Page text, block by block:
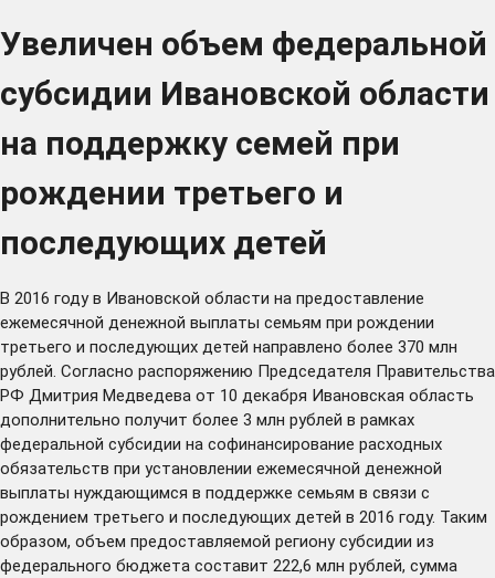
Увеличен объем федеральной
субсидии Ивановской области
на поддержку семей при
рождении третьего и
последующих детей
В 2016 году в Ивановской области на предоставление
ежемесячной денежной выплаты семьям при рождении
третьего и последующих детей направлено более 370 млн
рублей. Согласно распоряжению Председателя Правительства
РФ Дмитрия Медведева от 10 декабря Ивановская область
дополнительно получит более 3 млн рублей в рамках
федеральной субсидии на софинансирование расходных
обязательств при установлении ежемесячной денежной
выплаты нуждающимся в поддержке семьям в связи с
рождением третьего и последующих детей в 2016 году. Таким
образом, объем предоставляемой региону субсидии из
федерального бюджета составит 222,6 млн рублей, сумма